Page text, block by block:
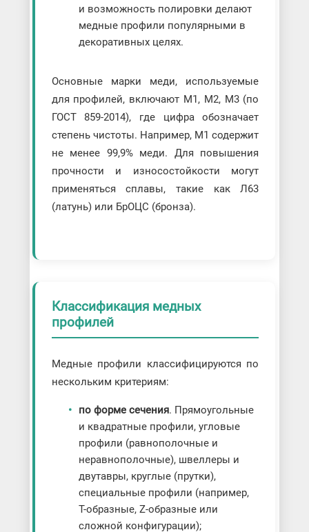
и возможность полировки делают
медные профили популярными в
декоративных целях.
Основные марки меди, используемые
для профилей, включают М1, М2, М3 (по
ГОСТ 859-2014), где цифра обозначает
степень чистоты. Например, М1 содержит
не менее 99,9% меди. Для повышения
прочности и износостойкости могут
применяться сплавы, такие как Л63
(латунь) или БрОЦС (бронза).
Классификация медных
профилей
Медные профили классифицируются по
нескольким критериям:
по форме сечения. Прямоугольные
и квадратные профили, угловые
профили (равнополочные и
неравнополочные), швеллеры и
двутавры, круглые (прутки),
специальные профили (например,
Т-образные, Z-образные или
сложной конфигурации);